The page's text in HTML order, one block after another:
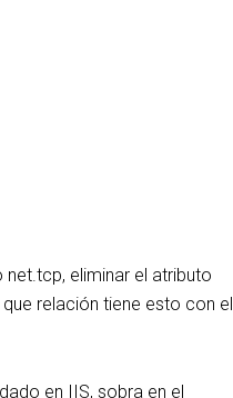
eliminar el atributo
relación tiene esto con el
en IIS, sobra en el